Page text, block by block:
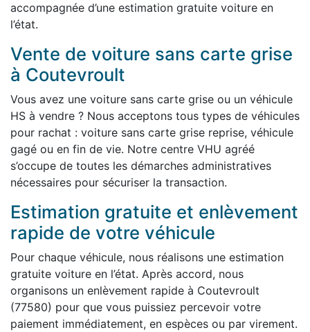
accompagnée d’une estimation gratuite voiture en
l’état.
Vente de voiture sans carte grise
à Coutevroult
Vous avez une voiture sans carte grise ou un véhicule
HS à vendre ? Nous acceptons tous types de véhicules
pour rachat : voiture sans carte grise reprise, véhicule
gagé ou en fin de vie. Notre centre VHU agréé
s’occupe de toutes les démarches administratives
nécessaires pour sécuriser la transaction.
Estimation gratuite et enlèvement
rapide de votre véhicule
Pour chaque véhicule, nous réalisons une estimation
gratuite voiture en l’état. Après accord, nous
organisons un enlèvement rapide à Coutevroult
(77580) pour que vous puissiez percevoir votre
paiement immédiatement, en espèces ou par virement.